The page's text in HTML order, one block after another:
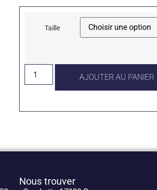
Taille
AJOUTER AU PANIER
Nous trouver